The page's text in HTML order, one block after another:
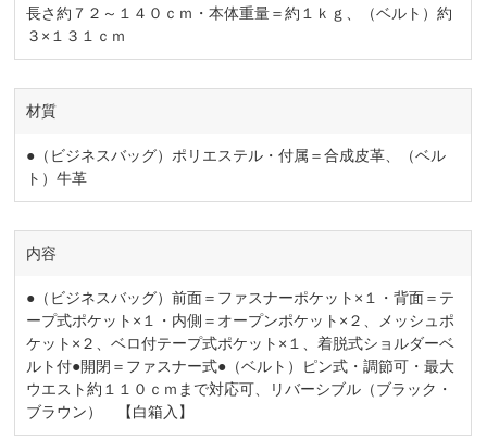
長さ約７２～１４０ｃｍ・本体重量＝約１ｋｇ、（ベルト）約
３×１３１ｃｍ
材質
●（ビジネスバッグ）ポリエステル・付属＝合成皮革、（ベル
ト）牛革
内容
●（ビジネスバッグ）前面＝ファスナーポケット×１・背面＝テ
ープ式ポケット×１・内側＝オープンポケット×２、メッシュポ
ケット×２、ベロ付テープ式ポケット×１、着脱式ショルダーベ
ルト付●開閉＝ファスナー式●（ベルト）ピン式・調節可・最大
ウエスト約１１０ｃｍまで対応可、リバーシブル（ブラック・
ブラウン） 【白箱入】